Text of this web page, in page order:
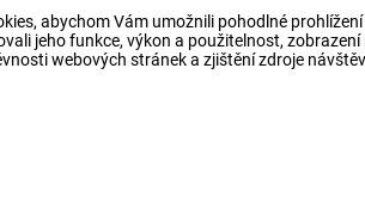
abychom Vám umožnili pohodlné
jeho funkce, výkon a použitelnost, zobrazení
webových stránek a zjištění zdroje